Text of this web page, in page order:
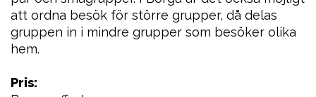
att ordna besök för större grupper, då delas
gruppen in i mindre grupper som besöker olika
hem.
Pris: